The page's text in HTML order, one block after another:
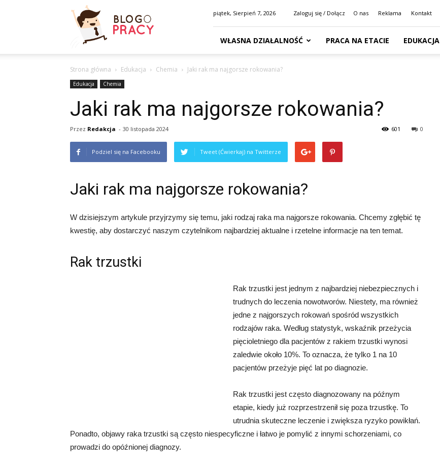
Blogopracy.net.pl
piątek, Sierpień 7, 2026 Zaloguj się / Dołącz O nas Reklama Kontakt
WŁASNA DZIAŁALNOŚĆ PRACA NA ETACIE EDUKACJA
Strona główna Edukacja Chemia Jaki rak ma najgorsze rokowania?
Edukacja Chemia
Jaki rak ma najgorsze rokowania?
Przez Redakcja - 30 listopada 2024 0
601
Podziel się na Facebooku Tweet (Ćwierkaj) na Twitterze
Jaki rak ma najgorsze rokowania?
W dzisiejszym artykule przyjrzymy się temu, jaki rodzaj raka ma najgorsze rokowania. Chcemy zgłębić tę
kwestię, aby dostarczyć naszym czytelnikom najbardziej aktualne i rzetelne informacje na ten temat.
Rak trzustki
Rak trzustki jest jednym z najbardziej niebezpiecznych i
trudnych do leczenia nowotworów. Niestety, ma również
jedne z najgorszych rokowań spośród wszystkich
rodzajów raka. Według statystyk, wskaźnik przeżycia
pięcioletniego dla pacjentów z rakiem trzustki wynosi
zaledwie około 10%. To oznacza, że tylko 1 na 10
pacjentów przeżyje pięć lat po diagnozie.
Rak trzustki jest często diagnozowany na późnym
etapie, kiedy już rozprzestrzenił się poza trzustkę. To
utrudnia skuteczne leczenie i zwiększa ryzyko powikłań.
Ponadto, objawy raka trzustki są często niespecyficzne i łatwo je pomylić z innymi schorzeniami, co
prowadzi do opóźnionej diagnozy.